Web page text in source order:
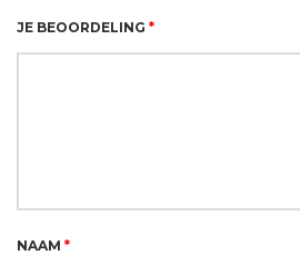
JE BEOORDELING *
NAAM *